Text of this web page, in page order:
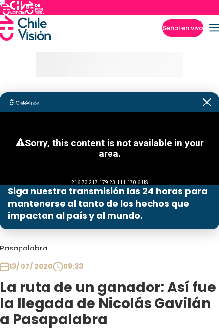
Señal en vivo
Siga nuestra transmisión las 24 horas para
mantenerse al tanto de los hechos que
impactan al país y al mundo.
Pasapalabra
13/ 07/ 2020
09:33
La ruta de un ganador: Así fue
la llegada de Nicolás Gavilán
a Pasapalabra
Programas
Club De La Comedia
Contigo en Directo
Plan Perfecto
El Tiempo
Sabingo
Todos Los Programas